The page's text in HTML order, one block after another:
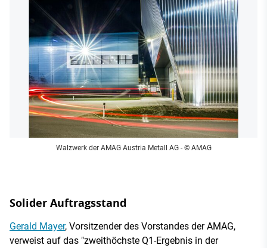
Walzwerk der AMAG Austria Metall AG- © AMAG
Solider Auftragsstand
Gerald Mayer, Vorsitzender des Vorstandes der AMAG,
verweist auf das "zweithöchste Q1-Ergebnis in der